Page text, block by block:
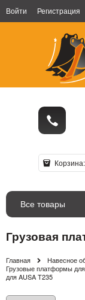
Войти Регистрация
Корзина:
Все товары
Грузовая
Главная
Навесное
Грузовые платформы для
для AUSA T235